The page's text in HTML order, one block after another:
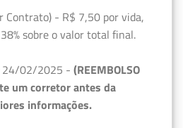
Contrato) - R$ 7,50 por vida,
sobre o valor total final.
24/02/2025 - (REEMBOLSO
um corretor antes da
informações.